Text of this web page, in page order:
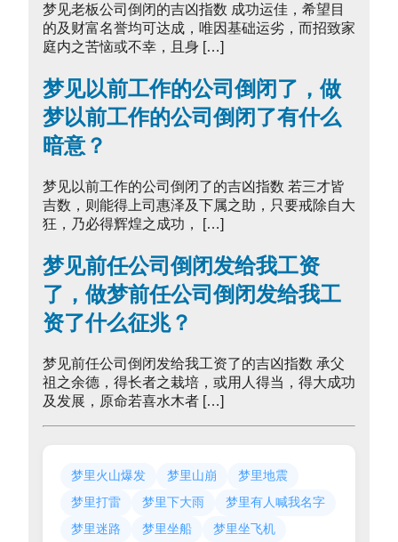
梦见老板公司倒闭的吉凶指数 成功运佳，希望目
的及财富名誉均可达成，唯因基础运劣，而招致家
庭内之苦恼或不幸，且身 […]
梦见以前工作的公司倒闭了，做
梦以前工作的公司倒闭了有什么
暗意？
梦见以前工作的公司倒闭了的吉凶指数 若三才皆
吉数，则能得上司惠泽及下属之助，只要戒除自大
狂，乃必得辉煌之成功， […]
梦见前任公司倒闭发给我工资
了，做梦前任公司倒闭发给我工
资了什么征兆？
梦见前任公司倒闭发给我工资了的吉凶指数 承父
祖之余德，得长者之栽培，或用人得当，得大成功
及发展，原命若喜水木者 […]
梦里火山爆发 梦里山崩
梦里地震
梦里打雷
梦里下大雨
梦里有人喊我名字
梦里迷路
梦里坐船 梦里坐飞机